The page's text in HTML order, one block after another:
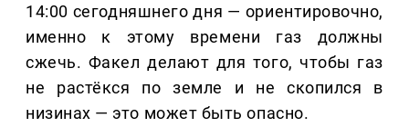
14:00 сегодняшнего дня — ориентировочно,
именно к этому времени газ должны
сжечь. Факел делают для того, чтобы газ
не растёкся по земле и не скопился в
низинах — это может быть опасно.